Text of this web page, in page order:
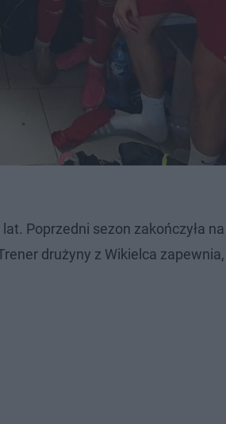
Poprzedni sezon zakończyła
drużyny z Wikielca